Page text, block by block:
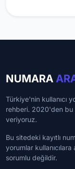
NUMARA
Türkiye'nin kullanıcı
rehberi. 2020'den bu
veriyoruz.
Bu sitedeki kayıtlı
yorumlar kullanıcılara
sorumlu değildir.